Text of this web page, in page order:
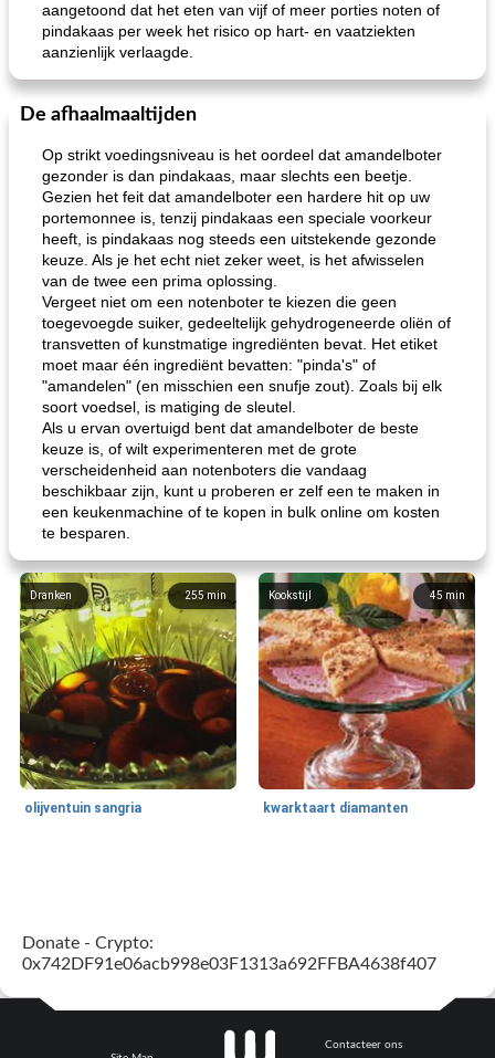
aangetoond dat het eten van vijf of meer porties noten of
pindakaas per week het risico op hart- en vaatziekten
aanzienlijk verlaagde.
De afhaalmaaltijden
Op strikt voedingsniveau is het oordeel dat amandelboter
gezonder is dan pindakaas, maar slechts een beetje.
Gezien het feit dat amandelboter een hardere hit op uw
portemonnee is, tenzij pindakaas een speciale voorkeur
heeft, is pindakaas nog steeds een uitstekende gezonde
keuze. Als je het echt niet zeker weet, is het afwisselen
van de twee een prima oplossing.
Vergeet niet om een ​​notenboter te kiezen die geen
toegevoegde suiker, gedeeltelijk gehydrogeneerde oliën of
transvetten of kunstmatige ingrediënten bevat. Het etiket
moet maar één ingrediënt bevatten: "pinda's" of
"amandelen" (en misschien een snufje zout). Zoals bij elk
soort voedsel, is matiging de sleutel.
Als u ervan overtuigd bent dat amandelboter de beste
keuze is, of wilt experimenteren met de grote
verscheidenheid aan notenboters die vandaag
beschikbaar zijn, kunt u proberen er zelf een te maken in
een keukenmachine of te kopen in bulk online om kosten
te besparen.
255min
Dranken
olijventuin sangria
45 min
Kookstijl
kwarktaart diamanten
Donate - Crypto:
0x742DF91e06acb998e03F1313a692FFBA4638f407
Contacteer ons